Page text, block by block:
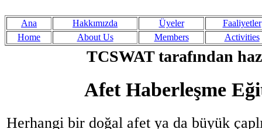
Ana Hakkımızda Üyeler
Faaliyetler
Home
About Us Members Activities
TCSWAT tarafından
Afet Haberleşme
Herhangi bir doğal afet ya da büyük